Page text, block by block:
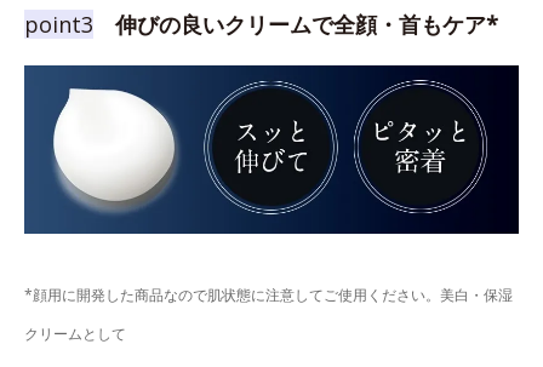
point3 伸びの良いクリームで全顔・首もケア*
*顔用に開発した商品なので肌状態に注意してご使用ください。美白・保湿
クリームとして